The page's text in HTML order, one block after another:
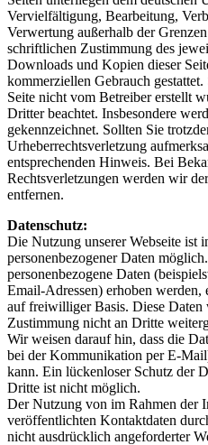
Vervielfältigung, Bearbeitung,
Verwertung außerhalb der
schriftlichen Zustimmung des
Downloads und Kopien dieser
kommerziellen Gebrauch
Seite nicht vom Betreiber erstellt
Dritter beachtet. Insbesondere
gekennzeichnet. Sollten Sie
Urheberrechtsverletzung
entsprechenden Hinweis. Bei
Rechtsverletzungen werden wir
entfernen.
Datenschutz:
Die Nutzung unserer Webseite ist
personenbezogener Daten
personenbezogene Daten
Email-Adressen) erhoben
auf freiwilliger Basis. Diese Daten
Zustimmung nicht an Dritte
Wir weisen darauf hin, dass die
bei der Kommunikation per E-
kann. Ein lückenloser Schutz der
Dritte ist nicht möglich.
Der Nutzung von im Rahmen der
veröffentlichten Kontaktdaten
nicht ausdrücklich angeforderter